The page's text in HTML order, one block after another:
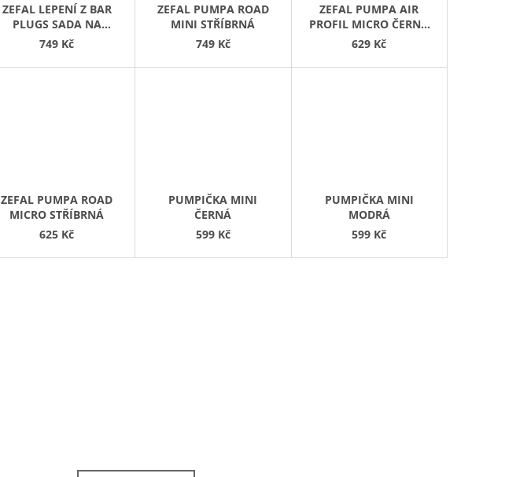
ZEFAL LEPENÍ Z BAR
PLUGS SADA NA
OPRAVU TUBELESS
749 Kč
ZEFAL PUMPA ROAD
MINI STŘÍBRNÁ
749 Kč
ZEFAL PUMPA AIR
PROFIL MICRO ČERNÁ
MAT
629 Kč
ZEFAL PUMPA ROAD
MICRO STŘÍBRNÁ
625 Kč
PUMPIČKA MINI
ČERNÁ
599 Kč
PUMPIČKA MINI
MODRÁ
599 Kč